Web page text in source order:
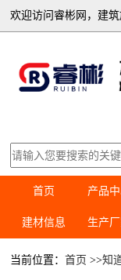
欢迎访问睿彬网，建
首页 产品
建材信息 生产
当前位置：首页 >>知